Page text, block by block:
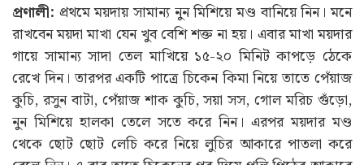
প্রণালী: প্রথমে ময়দায় সামান্য নুন মিশিয়ে মণ্ড বানিয়ে নিন। মনে
রাখবেন ময়দা মাখা যেন খুব বেশি শক্ত না হয়। এবার মাখা ময়দার
গায়ে সামান্য সাদা তেল মাখিয়ে ১৫-২০ মিনিট কাপড়ে ঠেকে
রেখে দিন। তারপর একটি পাত্রে চিকেন কিমা নিয়ে তাতে পেঁয়াজ
কুচি, রসুন বাটা, পেঁয়াজ শাক কুচি, সয়া সস, গোল মরিচ গুঁড়ো,
নুন মিশিয়ে হালকা তেলে সতে করে নিন। এরপর ময়দার মণ্ড
থেকে ছোট ছোট লেচি করে নিয়ে লুচির আকারে পাতলা করে